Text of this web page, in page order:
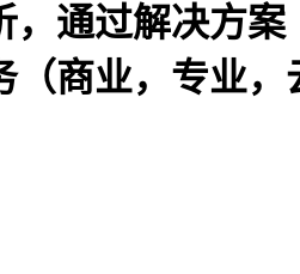
通过解决方
商业，专业，